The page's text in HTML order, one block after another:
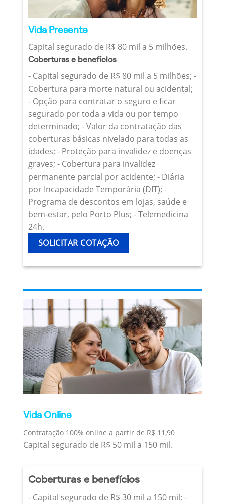
Vida Presente
Capital segurado de R$ 80 mil a 5 milhões.
Coberturas e benefícios
- Capital segurado de R$ 80 mil a 5 milhões; -
Cobertura para morte natural ou acidental;
- Opção para contratar o seguro e ficar
segurado por toda a vida ou por tempo
determinado; - Valor da contratação das
coberturas básicas nivelado para todas as
idades; - Proteção para invalidez e doenças
graves; - Cobertura para invalidez
permanente parcial por acidente; - Diária
por Incapacidade Temporária (DIT); -
Programa de descontos em lojas, saúde e
bem-estar, pelo Porto Plus; - Telemedicina
24h.
SOLICITAR COTAÇÃO
Vida Online
Contratação 100% online a partir de R$ 11,90
Capital segurado de R$ 50 mil a 150 mil.
Coberturas e benefícios
- Capital segurado de R$ 30 mil a 150 mil; -